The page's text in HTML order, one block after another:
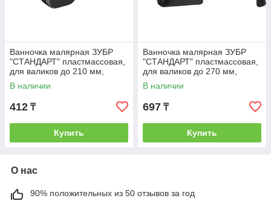
Ванночка малярная ЗУБР
"СТАНДАРТ" пластмассовая,
для валиков до 210 мм,
290х270мм, 0,25 л
В наличии
412 ₸
Купить
Ванночка малярная ЗУБР
"СТАНДАРТ" пластмассовая,
для валиков до 270 мм,
330х350мм, 0,8 л
В наличии
697 ₸
Купить
О нас
90% положительных из 50 отзывов за год